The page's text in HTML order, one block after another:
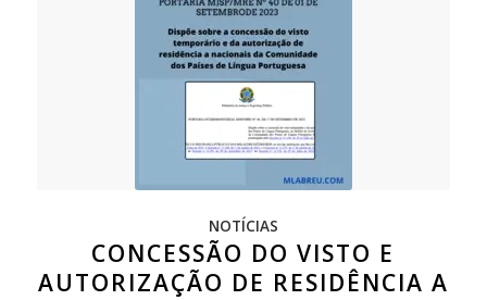
NOTÍCIAS
CONCESSÃO DO VISTO E
AUTORIZAÇÃO DE RESIDÊNCIA A